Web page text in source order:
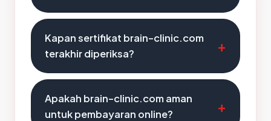
Kapan sertifikat brain-clinic.com
terakhir diperiksa?
Apakah brain-clinic.com aman
untuk pembayaran online?